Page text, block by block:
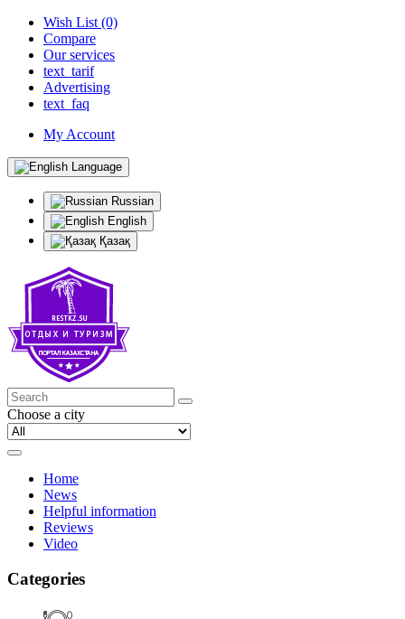
Wish List (0)
Compare
Our services
text_tarif
Advertising
text_faq
My Account
Language
Russian
English
Қазақ
Choose a city
Home
News
Helpful information
Reviews
Video
Categories